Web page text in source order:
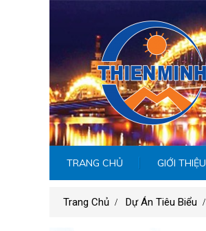
TRANG CHỦ GIỚI THIỆU
Trang Chủ Dự Án Tiêu Biểu